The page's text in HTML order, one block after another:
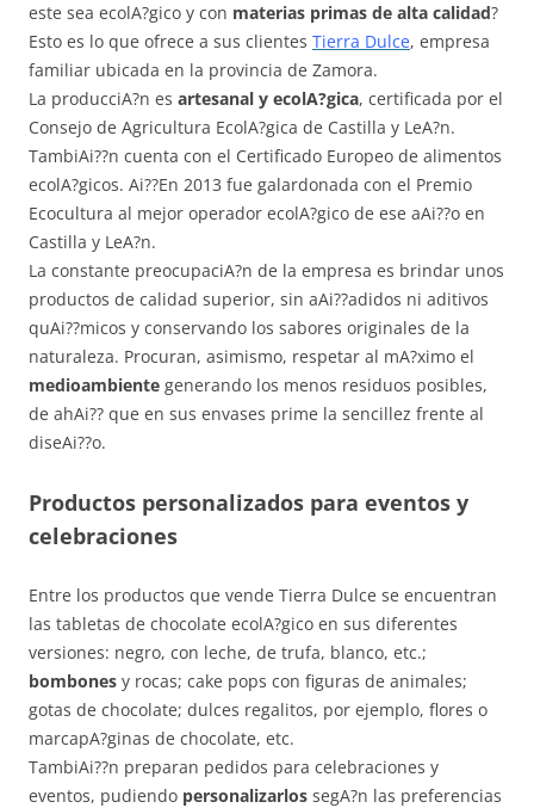
este sea ecolA?gico y con materias primas de alta calidad?
Esto es lo que ofrece a sus clientes Tierra Dulce, empresa
familiar ubicada en la provincia de Zamora.
La producciA?n es artesanal y ecolA?gica, certificada por el
Consejo de Agricultura EcolA?gica de Castilla y LeA?n.
TambiAi??n cuenta con el Certificado Europeo de alimentos
ecolA?gicos. Ai??En 2013 fue galardonada con el Premio
Ecocultura al mejor operador ecolA?gico de ese aAi??o en
Castilla y LeA?n.
La constante preocupaciA?n de la empresa es brindar unos
productos de calidad superior, sin aAi??adidos ni aditivos
quAi??micos y conservando los sabores originales de la
naturaleza. Procuran, asimismo, respetar al mA?ximo el
medioambiente generando los menos residuos posibles,
de ahAi?? que en sus envases prime la sencillez frente al
diseAi??o.
Productos personalizados para eventos y
celebraciones
Entre los productos que vende Tierra Dulce se encuentran
las tabletas de chocolate ecolA?gico en sus diferentes
versiones: negro, con leche, de trufa, blanco, etc.;
bombones y rocas; cake pops con figuras de animales;
gotas de chocolate; dulces regalitos, por ejemplo, flores o
marcapA?ginas de chocolate, etc.
TambiAi??n preparan pedidos para celebraciones y
eventos, pudiendo personalizarlos segA?n las preferencias